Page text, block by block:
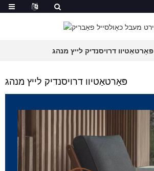
פּאָרטאַטיוו דרויסנדיק לייץ מנהג
פּאָרטאַטיוו דרויסנדיק לייץ מנהג